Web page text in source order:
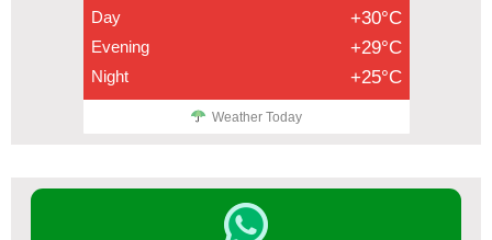
Day +30°C
Evening +29°C
Night +25°C
Weather Today